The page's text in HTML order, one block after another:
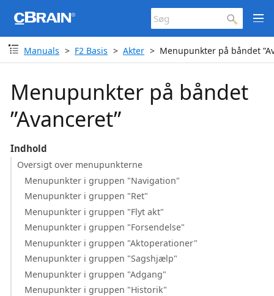
Manuals F2 Basis Akter Menupunkter på båndet
Menupunkter på båndet
”Avanceret”
Indhold
Oversigt over menupunkterne
Menupunkter i gruppen "Navigation"
Menupunkter i gruppen "Ret"
Menupunkter i gruppen "Flyt akt"
Menupunkter i gruppen "Forsendelse"
Menupunkter i gruppen "Aktoperationer"
Menupunkter i gruppen "Sagshjælp"
Menupunkter i gruppen "Adgang"
Menupunkter i gruppen "Historik"